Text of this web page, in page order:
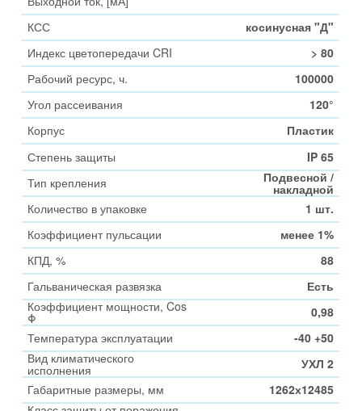
КСС
косинусная "Д"
Индекс цветопередачи CRI
> 80
Рабочий ресурс, ч.
100000
Угол рассеивания
120°
Корпус
Пластик
Степень защиты
IP 65
Тип крепления
Подвесной /
накладной
Количество в упаковке
1 шт.
Коэффициент пульсации
менее 1%
КПД, %
88
Гальваническая развязка
Есть
Коэффициент мощности, Cos
Φ
0,98
Температура эксплуатации
-40 +50
Вид климатического
исполнения
УХЛ 2
Габаритные размеры, мм
1262х12485